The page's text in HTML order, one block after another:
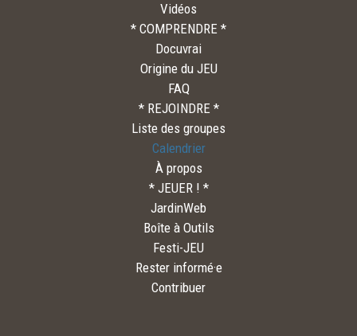
Vidéos
* COMPRENDRE *
Docuvrai
Origine du JEU
FAQ
* REJOINDRE *
Liste des groupes
Calendrier
À propos
* JEUER ! *
JardinWeb
Boîte à Outils
Festi-JEU
Rester informé·e
Contribuer